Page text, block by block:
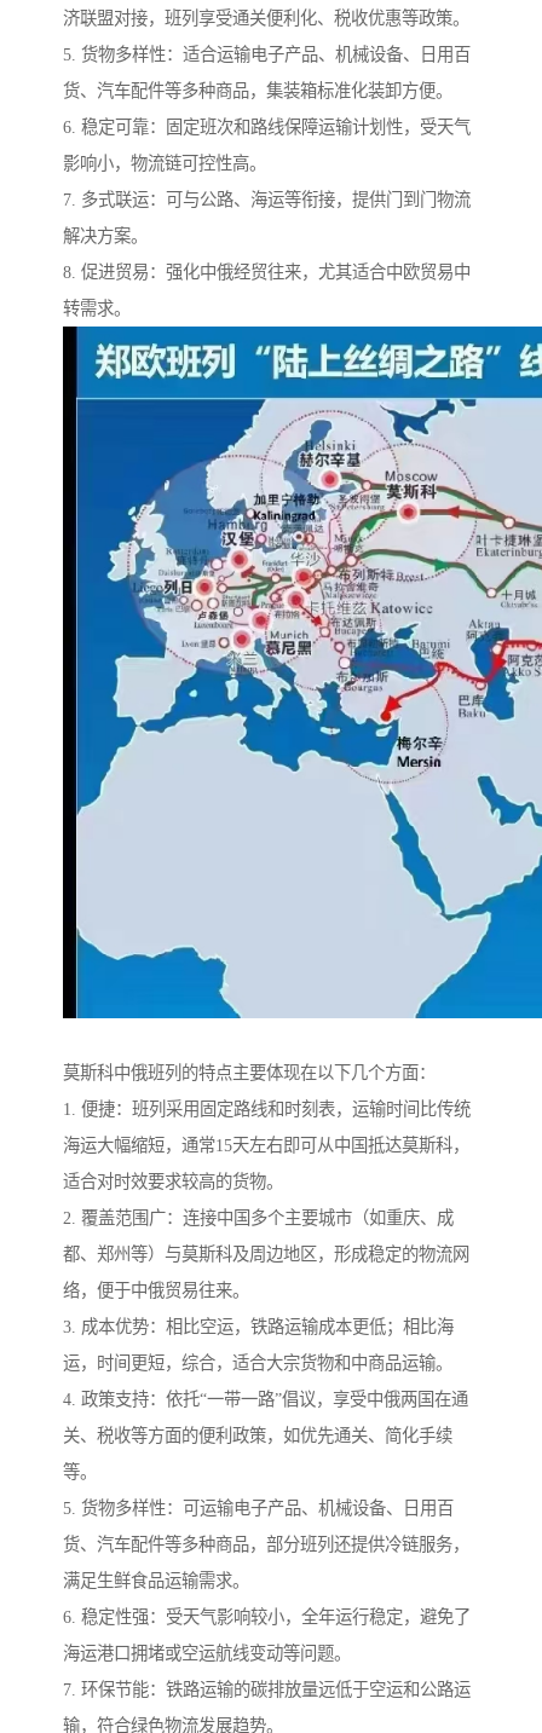
济联盟对接，班列享受通关便利化、税收优惠等政策。
5. 货物多样性：适合运输电子产品、机械设备、日用百
货、汽车配件等多种商品，集装箱标准化装卸方便。
6. 稳定可靠：固定班次和路线保障运输计划性，受天气
影响小，物流链可控性高。
7. 多式联运：可与公路、海运等衔接，提供门到门物流
解决方案。
8. 促进贸易：强化中俄经贸往来，尤其适合中欧贸易中
转需求。
莫斯科中俄班列的特点主要体现在以下几个方面：
1. 便捷：班列采用固定路线和时刻表，运输时间比传统
海运大幅缩短，通常15天左右即可从中国抵达莫斯科，
适合对时效要求较高的货物。
2. 覆盖范围广：连接中国多个主要城市（如重庆、成
都、郑州等）与莫斯科及周边地区，形成稳定的物流网
络，便于中俄贸易往来。
3. 成本优势：相比空运，铁路运输成本更低；相比海
运，时间更短，综合，适合大宗货物和中商品运输。
4. 政策支持：依托“一带一路”倡议，享受中俄两国在通
关、税收等方面的便利政策，如优先通关、简化手续
等。
5. 货物多样性：可运输电子产品、机械设备、日用百
货、汽车配件等多种商品，部分班列还提供冷链服务，
满足生鲜食品运输需求。
6. 稳定性强：受天气影响较小，全年运行稳定，避免了
海运港口拥堵或空运航线变动等问题。
7. 环保节能：铁路运输的碳排放量远低于空运和公路运
输，符合绿色物流发展趋势。